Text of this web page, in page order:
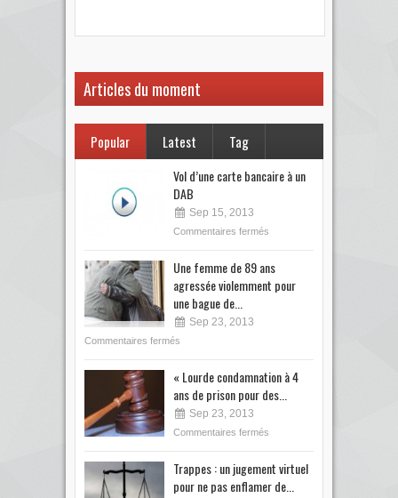
Articles du moment
Popular Latest Tag
Vol d’une carte bancaire à un
DAB
Sep 15, 2013
Commentaires fermés
Une femme de 89 ans
agressée violemment pour
une bague de...
Sep 23, 2013
Commentaires fermés
« Lourde condamnation à 4
ans de prison pour des...
Sep 23, 2013
Commentaires fermés
Trappes : un jugement virtuel
pour ne pas enflamer de...